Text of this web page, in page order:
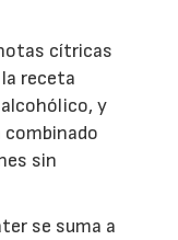
cítricas
receta
y
sin
se suma a